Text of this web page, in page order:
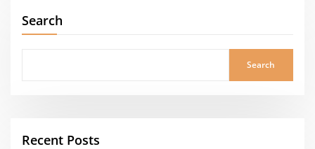
Search
Search
Recent Posts